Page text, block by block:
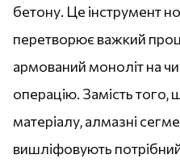
бетону. Це інструмент
перетворює важкий
армований моноліт на
операцію. Замість того,
матеріалу, алмазні
вишліфовують